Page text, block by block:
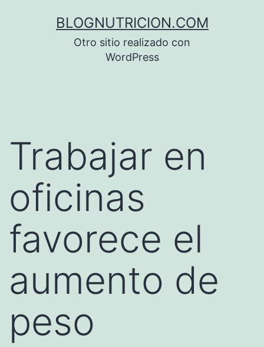
BLOGNUTRICION.COM
Otro sitio realizado con
WordPress
Trabajar en
oficinas
favorece el
aumento de
peso